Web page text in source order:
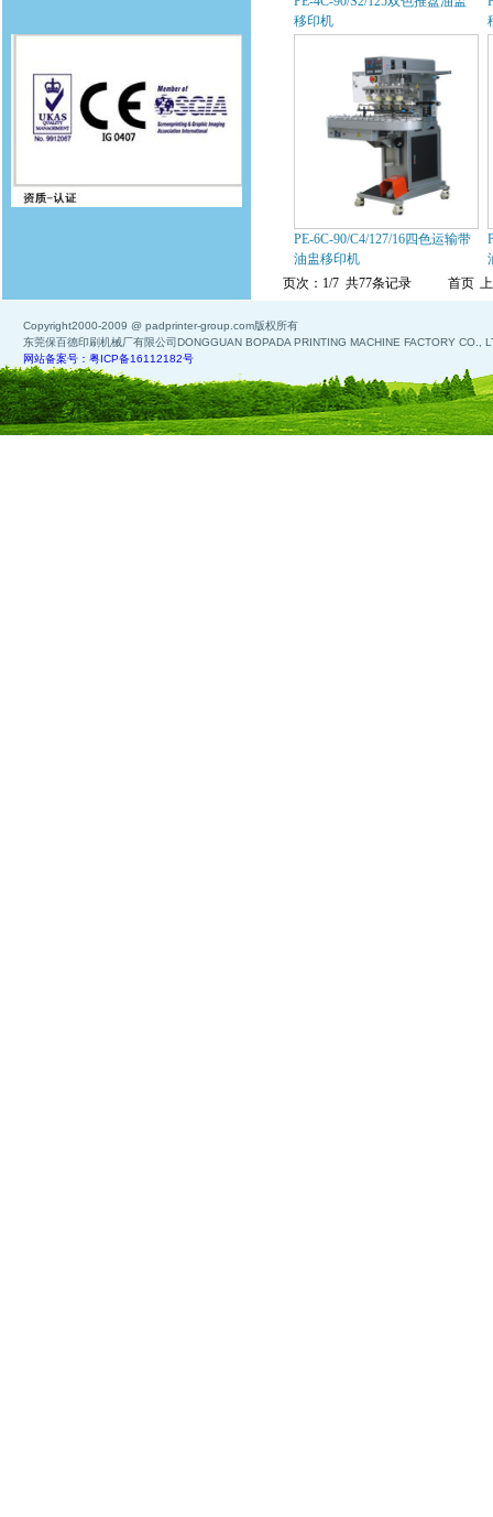
移印机
PE-6C-90/C4/127/16四色运输带
油盅移印机
页次：1/7 共77条记录
首页
Copyright2000-2009 @ padprinter-group.com版权所有
东莞保百德印刷机械厂有限公司DONGGUAN BOPADA PRINTING MACHINE FACTORY CO.,
网站备案号：粤ICP备16112182号